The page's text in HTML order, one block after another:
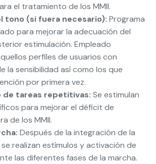
el tratamiento de los MMII.
tono (si fuera necesario): Programa
para mejorar la adecuación del
estimulación. Empleado
perfiles de usuarios con
la sensibilidad así como los que
por primera vez.
de tareas repetitivas: Se estimulan
para mejorar el déficit de
de los MMII.
Después de la integración de la
realizan estímulos y activación de
las diferentes fases de la marcha.